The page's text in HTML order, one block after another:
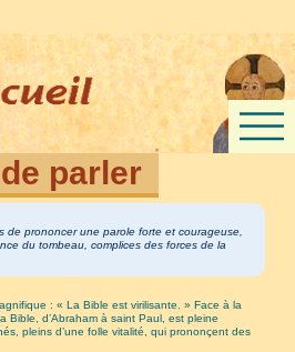
parler
de prononcer une parole forte et courageuse,
du tombeau, complices des forces de la
: « La Bible est virilisante. » Face à la
Bible, d’Abraham à saint Paul, est pleine
pleins d’une folle vitalité, qui prononçent des